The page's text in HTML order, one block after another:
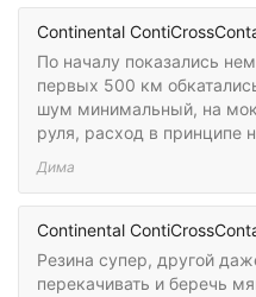
Continental
По началу показались
первых 500 км
шум минимальный, на
руля, расход в принципе
Дима
Continental
Резина супер, другой
перекачивать и беречь